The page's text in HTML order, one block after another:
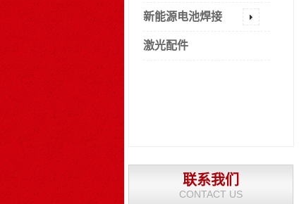
新能源电池焊接
激光配件
联系我们
CONTACT US